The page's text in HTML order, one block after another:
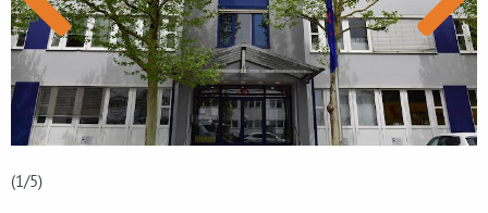
(1/5)